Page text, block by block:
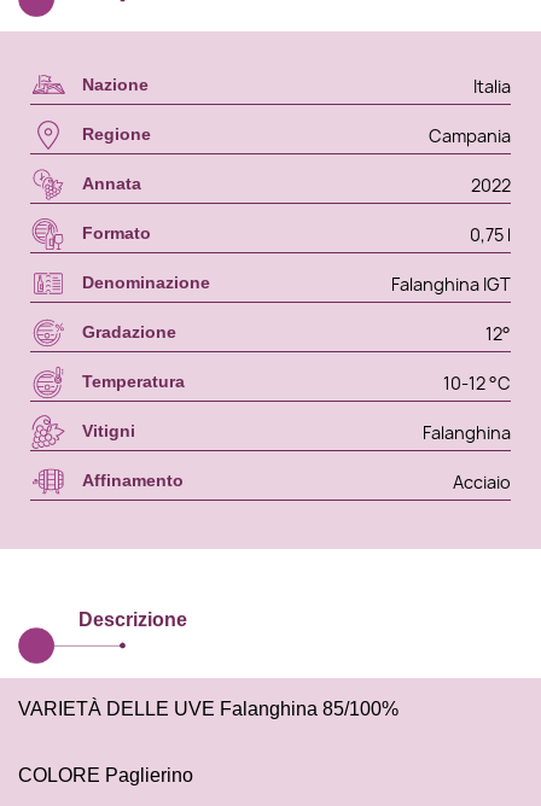
Nazione Italia
Regione Campania
Annata 2022
Formato 0,75 l
Denominazione Falanghina IGT
Gradazione 12°
Temperatura 10-12 °C
Vitigni Falanghina
Affinamento Acciaio
Descrizione
VARIETÀ DELLE UVE Falanghina 85/100%
COLORE Paglierino